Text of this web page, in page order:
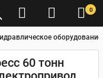
0
оборудование
60 тонн